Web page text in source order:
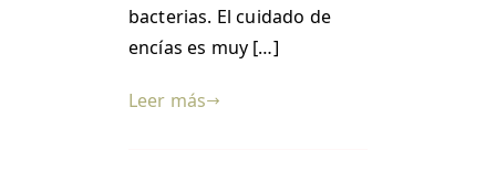
bacterias. El cuidado de
encías es muy […]
Leer más